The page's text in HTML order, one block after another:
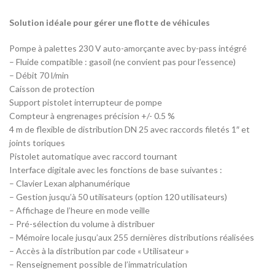
Solution idéale pour gérer une flotte de véhicules
Pompe à palettes 230 V auto-amorçante avec by-pass intégré
– Fluide compatible : gasoil (ne convient pas pour l’essence)
– Débit 70 l/min
Caisson de protection
Support pistolet interrupteur de pompe
Compteur à engrenages précision +/- 0.5 %
4 m de flexible de distribution DN 25 avec raccords filetés 1″ et
joints toriques
Pistolet automatique avec raccord tournant
Interface digitale avec les fonctions de base suivantes :
– Clavier Lexan alphanumérique
– Gestion jusqu’à 50 utilisateurs (option 120 utilisateurs)
– Affichage de l’heure en mode veille
– Pré-sélection du volume à distribuer
– Mémoire locale jusqu’aux 255 dernières distributions réalisées
– Accès à la distribution par code « Utilisateur »
– Renseignement possible de l’immatriculation